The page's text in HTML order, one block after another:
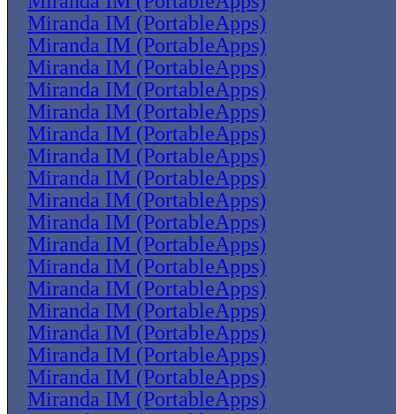
Miranda IM (PortableApps)
Miranda IM (PortableApps)
Miranda IM (PortableApps)
Miranda IM (PortableApps)
Miranda IM (PortableApps)
Miranda IM (PortableApps)
Miranda IM (PortableApps)
Miranda IM (PortableApps)
Miranda IM (PortableApps)
Miranda IM (PortableApps)
Miranda IM (PortableApps)
Miranda IM (PortableApps)
Miranda IM (PortableApps)
Miranda IM (PortableApps)
Miranda IM (PortableApps)
Miranda IM (PortableApps)
Miranda IM (PortableApps)
Miranda IM (PortableApps)